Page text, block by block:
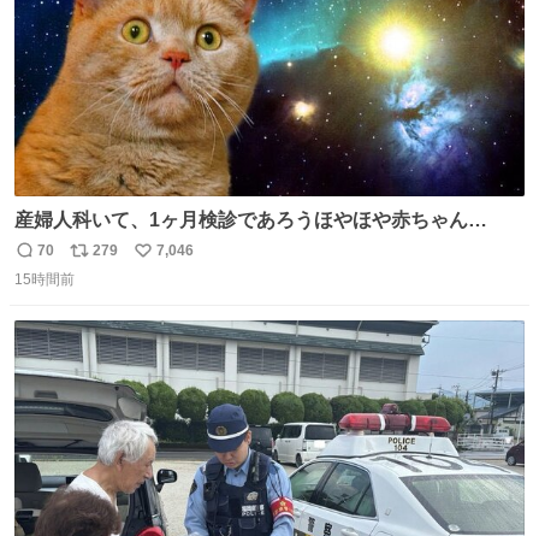
産婦人科いて、1ヶ月検診であろうほやほや赤ちゃん👩‍🍼
と推定2,3歳の女の子👧🏻をワンオペで連れてるママがいる
のだけども 女の子ずっとママの側から離れない…⁉️ 手を繋
たいにﾄﾃﾄﾃついてってるし逃走しないし脱走しないし逃げ
ないし走ら文字数
返
信
70
リ
ポ
ト
数
279
い
数
7,046
15時間前